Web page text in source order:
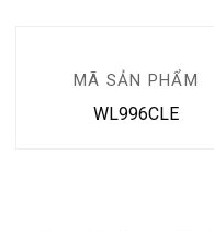
MÃ SẢN PHẨM
WL996CLE